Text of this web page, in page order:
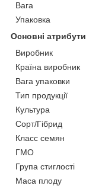
Вага
Упаковка
Основні атрибути
Виробник
Країна виробник
Вага упаковки
Тип продукції
Культура
Сорт/Гібрид
Класс семян
ГМО
Група стиглості
Маса плоду